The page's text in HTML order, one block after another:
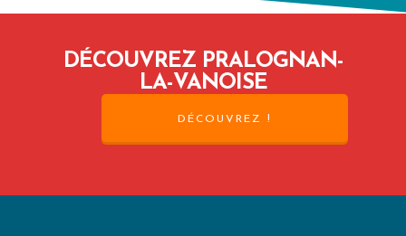
DÉCOUVREZ PRALOGNAN-
LA-VANOISE
DÉCOUVREZ !